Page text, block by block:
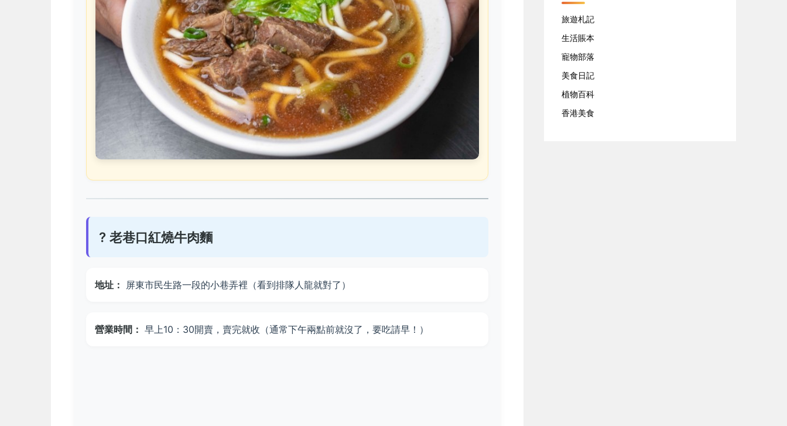
? 老巷口紅燒牛肉麵
地址： 屏東市民生路一段的小巷弄裡（看到排隊人龍就對了）
營業時間： 早上10：30開賣，賣完就收（通常下午兩點前就沒了，要吃請早！）
旅遊札記
生活賬本
寵物部落
美食日記
植物百科
香港美食